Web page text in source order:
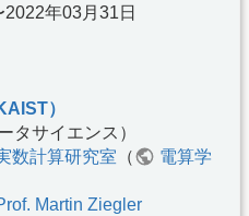
年03月31日
）
タサイエンス）
数計算研究室 （
電算学
Martin Ziegler